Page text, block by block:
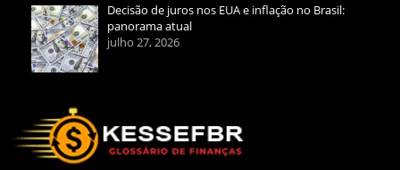
Decisão de juros nos EUA e inflação no Brasil:
panorama atual
julho 27, 2026